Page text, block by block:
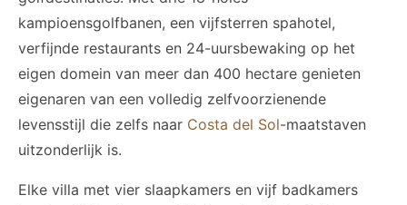
kampioensgolfbanen, een vijfsterren spahotel,
verfijnde restaurants en 24-uursbewaking op het
eigen domein van meer dan 400 hectare genieten
eigenaren van een volledig zelfvoorzienende
levensstijl die zelfs naar Costa del Sol-maatstaven
uitzonderlijk is.
Elke villa met vier slaapkamers en vijf badkamers